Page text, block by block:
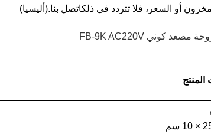
أو السعر، فلا تتردد في ذلكاتصل بنا.(أليسيا)